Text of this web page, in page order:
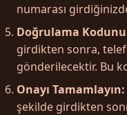
numarası
Doğrulama
girdikten sonra,
gönderilecektir. Bu
Onayı Tamamlayın:
şekilde girdikten